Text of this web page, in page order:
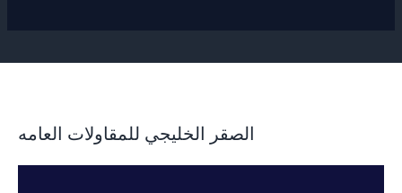
الصقر الخليجي للمقاولات العامه